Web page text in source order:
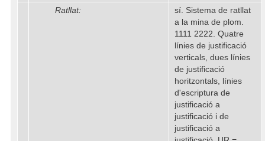
Ratllat:
sí. Sistema de ratllat
a la mina de plom.
1111 2222. Quatre
línies de justificació
verticals, dues línies
de justificació
horitzontals, línies
d'escriptura de
justificació a
justificació i de
justificació a